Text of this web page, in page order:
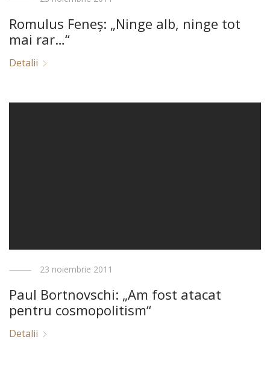
Romulus Feneş: „Ninge alb, ninge tot
mai rar…“
Detalii
23 noiembrie 2011
Paul Bortnovschi: „Am fost atacat
pentru cosmopolitism“
Detalii